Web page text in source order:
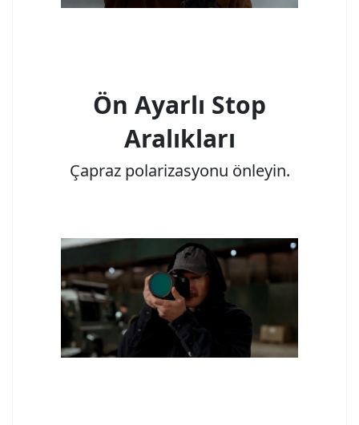
Ön Ayarlı Stop
Aralıkları
Çapraz polarizasyonu önleyin.